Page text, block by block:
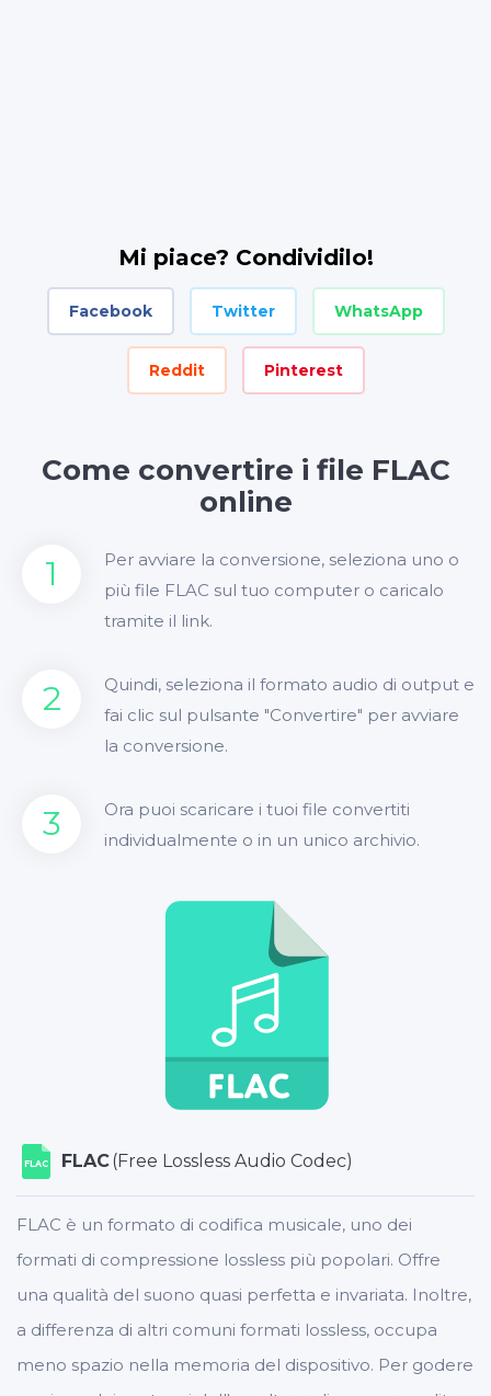
Mi piace? Condividilo!
Facebook Twitter WhatsApp
Reddit Pinterest
Come convertire i file FLAC
online
1
Per avviare la conversione, seleziona uno o
più file FLAC sul tuo computer o caricalo
tramite il link.
2
Quindi, seleziona il formato audio di output e
fai clic sul pulsante "Convertire" per avviare
la conversione.
3
Ora puoi scaricare i tuoi file convertiti
individualmente o in un unico archivio.
FLAC FLAC(Free Lossless Audio Codec)
FLAC è un formato di codifica musicale, uno dei
formati di compressione lossless più popolari. Offre
una qualità del suono quasi perfetta e invariata. Inoltre,
a differenza di altri comuni formati lossless, occupa
meno spazio nella memoria del dispositivo. Per godere